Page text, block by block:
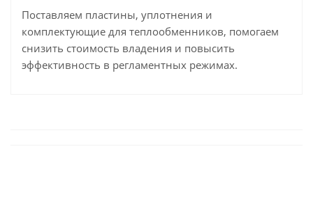
Поставляем пластины, уплотнения и
комплектующие для теплообменников, помогаем
снизить стоимость владения и повысить
эффективность в регламентных режимах.